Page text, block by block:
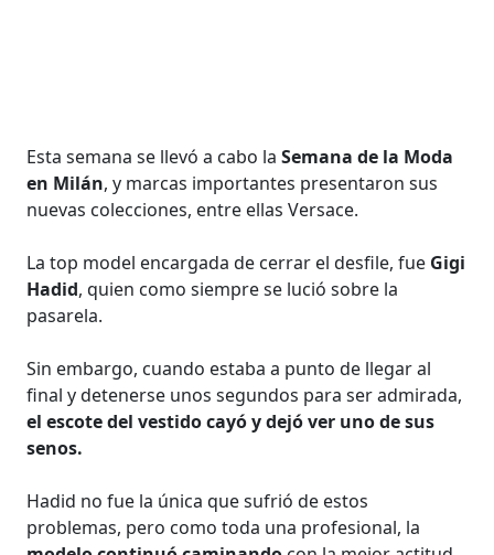
Esta semana se llevó a cabo laSemana de la Moda
en Milán, y marcas importantes presentaron sus
nuevas colecciones, entre ellas Versace.
La top model encargada de cerrar el desfile, fue Gigi
Hadid, quien como siempre se lució sobre la
pasarela.
Sin embargo, cuando estaba a punto de llegar al
final y detenerse unos segundos para ser admirada,
el escote del vestido cayó y dejó ver uno de sus
senos.
Hadid no fue la única que sufrió de estos
problemas, pero como toda una profesional, la